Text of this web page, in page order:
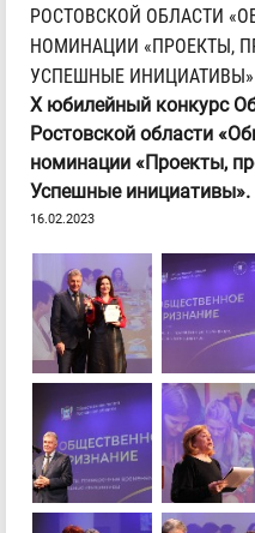
РОСТОВСКОЙ ОБЛАСТИ
НОМИНАЦИИ «ПРОЕКТЫ,
УСПЕШНЫЕ
Х юбилейный конкурс
Ростовской области
номинации «Проекты,
Успешные инициативы».
16.02.2023